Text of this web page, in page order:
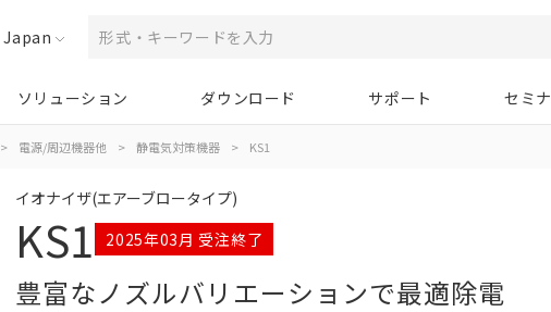
Japan
ソリューション ダウンロード サポート セミナ
> 電源/周辺機器他 > 静電気対策機器 > KS1
イオナイザ(エアーブロータイプ)
KS1 2025年03月 受注終了
豊富なノズルバリエーションで最適除電